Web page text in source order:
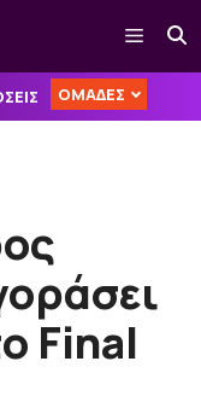
Μενού
ΟΜΑΔΕΣ
Final